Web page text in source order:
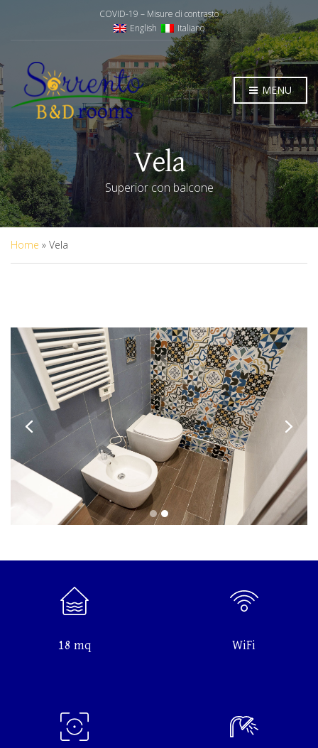
COVID-19 – Misure di contrasto
English
Italiano
MENU
Vela
Superior con balcone
Home » Vela
18 mq WiFi